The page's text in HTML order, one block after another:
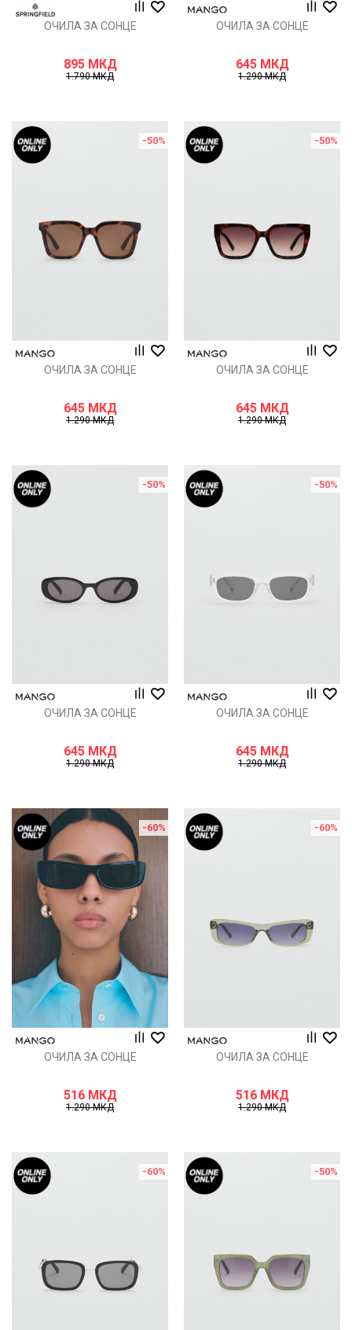
ОЧИЛА ЗА СОНЦЕ
895 МКД
1.790МКД
ОЧИЛА ЗА СОНЦЕ
645 МКД
1.290МКД
-50%
ОЧИЛА ЗА СОНЦЕ
645 МКД
1.290МКД
-50%
ОЧИЛА ЗА СОНЦЕ
645 МКД
1.290МКД
-50%
ОЧИЛА ЗА СОНЦЕ
645 МКД
1.290МКД
-50%
ОЧИЛА ЗА СОНЦЕ
645 МКД
1.290МКД
-60%
ОЧИЛА ЗА СОНЦЕ
516 МКД
1.290МКД
-60%
ОЧИЛА ЗА СОНЦЕ
516 МКД
1.290МКД
-60% -50%